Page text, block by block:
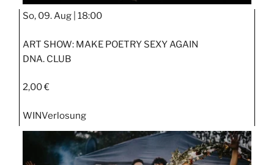
So, 09. Aug | 18:00
ART SHOW: MAKE POETRY SEXY AGAIN
DNA. CLUB
2,00 €
WINVerlosung